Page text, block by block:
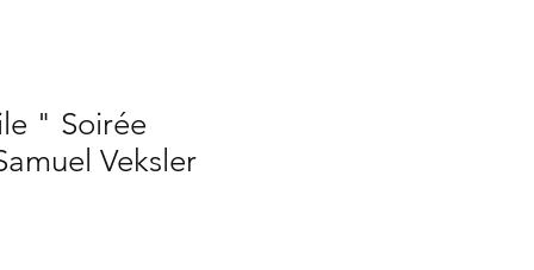
" Soirée
Veksler